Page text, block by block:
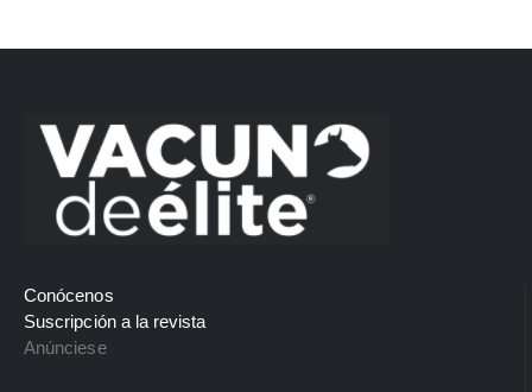
Conócenos
Suscripción a la revista
Anúnciese